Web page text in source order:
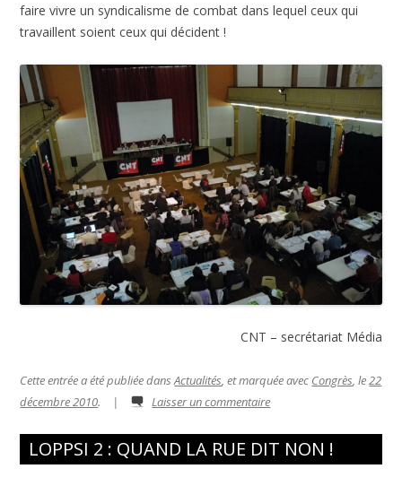
faire vivre un syndicalisme de combat dans lequel ceux qui
travaillent soient ceux qui décident !
CNT – secrétariat Média
Cette entrée a été publiée dansActualités, et marquée avec Congrès, le22
décembre 2010. | Laisser un commentaire
LOPPSI 2 : QUAND LA RUE DIT NON !